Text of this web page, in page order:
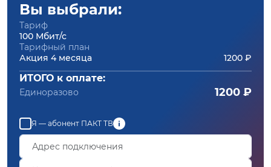
Вы выбрали:
Тариф
100 Мбит/с
Тарифный план
Акция 4 месяца
1200 ₽
ИТОГО к оплате:
Единоразово 1200 ₽
Я — абонент ПАКТ ТВ